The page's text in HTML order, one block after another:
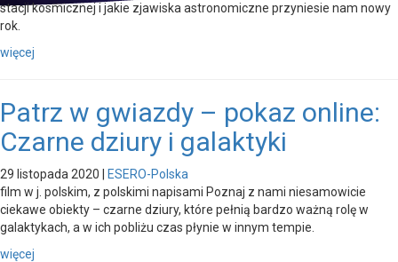
stacji kosmicznej i jakie zjawiska astronomiczne przyniesie nam nowy
rok.
więcej
Patrz w gwiazdy – pokaz online:
Czarne dziury i galaktyki
29 listopada 2020 | ESERO-Polska
film w j. polskim, z polskimi napisami Poznaj z nami niesamowicie
ciekawe obiekty – czarne dziury, które pełnią bardzo ważną rolę w
galaktykach, a w ich pobliżu czas płynie w innym tempie.
więcej